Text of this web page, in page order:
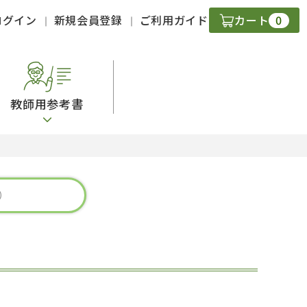
イン 新規会員登録 ご利用ガイド カート 0
教師用参考書
キル